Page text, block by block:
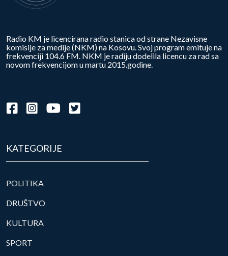
Radio KM je licencirana radio stanica od strane Nezavisne
komisije za medije (NKM) na Kosovu. Svoj program emituje na
frekvenciji 104.6 FM. NKM je radiju dodelila licencu za rad sa
novom frekvencijom u martu 2015.godine.
KATEGORIJE
POLITIKA
DRUŠTVO
KULTURA
SPORT